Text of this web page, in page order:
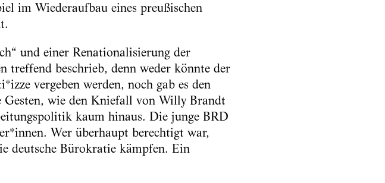
im Wiederaufbau eines preußischen
und einer Renationalisierung der
treffend beschrieb, denn weder könnte der
vergeben werden, noch gab es den
Gesten, wie den Kniefall von Willy Brandt
kaum hinaus. Die junge BRD
Wer überhaupt berechtigt war,
deutsche Bürokratie kämpfen. Ein